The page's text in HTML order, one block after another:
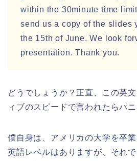
within the 30minute time
send us a copy of the slides
the 15th of June. We look
presentation. Thank you.
どうでしょうか？正直、この英
ィブのスピードで言われたらパ
僕自身は、アメリカの大学を卒
英語レベルはありますが、それ